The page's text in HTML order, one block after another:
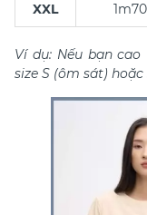
XXL
​Ví dụ: Nếu bạn
size S (ôm sát)